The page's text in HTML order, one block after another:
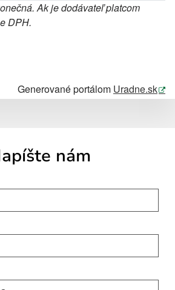
Ak je dodávateľ platcom
DPH.
Generované portálom Uradne.sk
nám